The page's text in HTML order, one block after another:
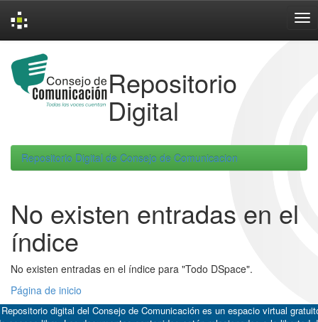
navigation
Repositorio
Digital
Repositorio Digital de Consejo de Comunicacion
No existen entradas en el
índice
No existen entradas en el índice para "Todo DSpace".
Página de inicio
digital del Consejo de Comunicación es un espacio virtual